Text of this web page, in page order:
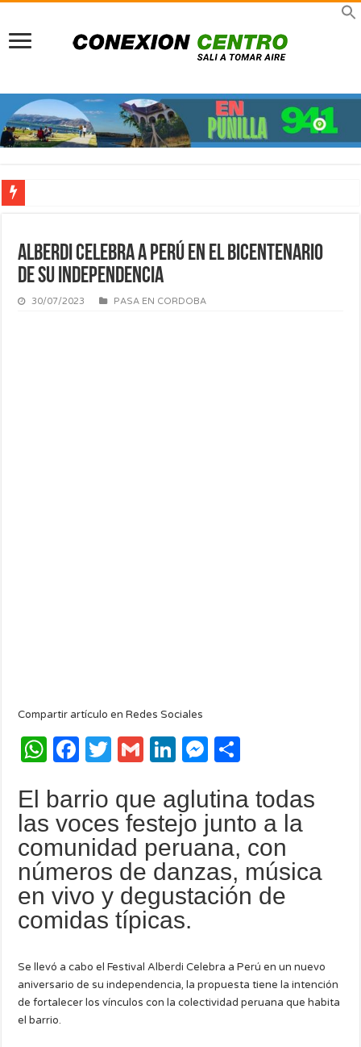
Previaje en La Rioja: Multiplicá tu presupuesto y viví un invierno único con el
Viajes TDH en Infinito Water Park: Nueva sucursal en el gigante acuático de
Turismo científico en Córdoba: Viajar para comprender, asombrarnos y volver
Alberdi celebra a Perú en el bicentenario
de su independencia
30/07/2023 PASA EN CORDOBA
Compartir artículo en Redes Sociales
W
at
s
A
p
p
F
c
e
b
o
o
k
T
it
te
r
G
ail
Li
k
e
dI
n
M
ss
e
n
g
er
m
p
ar
ti
r
El barrio que aglutina todas
las voces festejo junto a la
comunidad peruana, con
números de danzas, música
en vivo y degustación de
comidas típicas.
Se llevó a cabo el Festival Alberdi Celebra a Perú en un nuevo
aniversario de su independencia, la propuesta tiene la intención
de fortalecer los vínculos con la colectividad peruana que habita
el barrio.